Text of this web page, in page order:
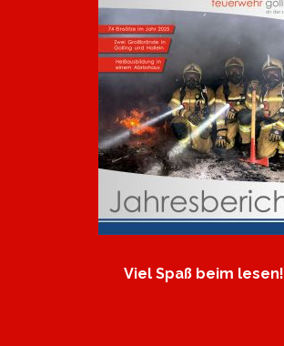
Viel Spaß beim lesen!